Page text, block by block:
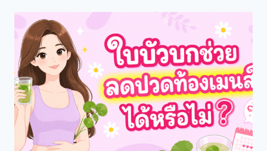
giriş
ปกติ!
เสี่ยง
เลือด
จาง
หรือ
ไม่?